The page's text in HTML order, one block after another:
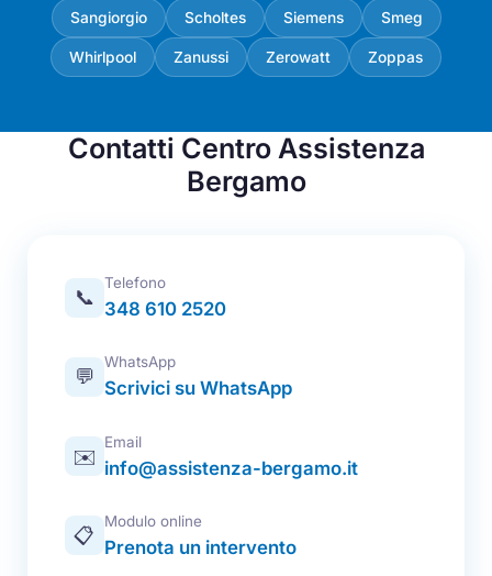
Sangiorgio Scholtes Siemens Smeg
Whirlpool Zanussi Zerowatt Zoppas
Contatti Centro Assistenza
Bergamo
📞
Telefono
348 610 2520
💬
WhatsApp
Scrivici su WhatsApp
✉️
Email
info@assistenza-bergamo.it
📋
Modulo online
Prenota un intervento